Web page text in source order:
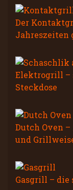
Der
Jahreszeiten
Elektrogrill –
Steckdose
Dutch Oven
und
Gasgrill – die